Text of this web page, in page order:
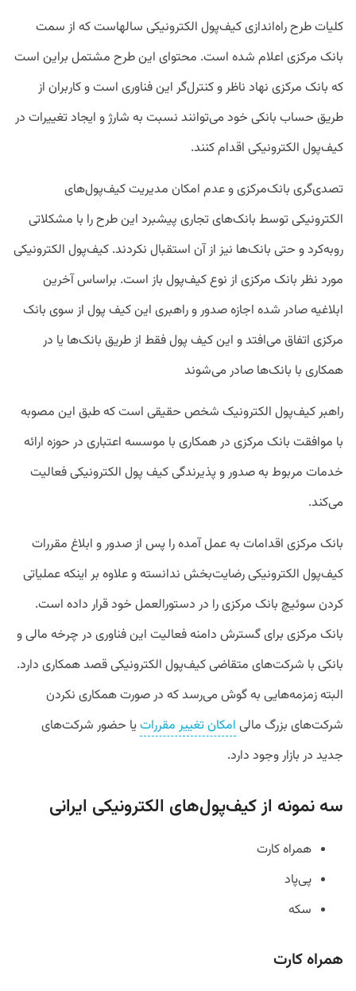
کلیات طرح راه‌اندازی کیف‌پول الکترونیکی سالهاست که از سمت
بانک مرکزی اعلام شده است. محتوای این طرح مشتمل براین است
که بانک مرکزی نهاد ناظر و کنترل‌گر این فناوری است و کاربران از
طریق حساب بانکی خود می‌توانند نسبت به شارژ و ایجاد تغییرات در
کیف‌پول الکترونیکی اقدام کنند.
تصدی‌گری بانک‌مرکزی و عدم امکان مدیریت کیف‌پول‌های
الکترونیکی توسط بانک‌های تجاری پیشبرد این طرح را با مشکلاتی
روبه‌کرد و حتی بانک‌ها نیز از آن استقبال نکردند. کیف‌پول الکترونیکی
مورد نظر بانک مرکزی از نوع کیف‌پول باز است. براساس آخرین
ابلاغیه صادر شده اجازه صدور و راهبری این کیف پول از سوی بانک
مرکزی اتفاق می‌‌افتد و این کیف پول فقط از طریق بانک‌ها یا در
همکاری با بانک‌ها صادر می‌شوند
راهبر کیف‌پول الکترونیک شخص حقیقی است که طبق این مصوبه
با موافقت بانک مرکزی در همکاری با موسسه اعتباری در حوزه ارائه
خدمات مربوط به صدور و پذیرندگی کیف پول الکترونیکی فعالیت
می‌کند.
بانک مرکزی اقدامات به عمل آمده را پس از صدور و ابلاغ مقررات
کیف‌پول الکترونیکی رضایت‌بخش ندانسته و علاوه بر اینکه عملیاتی
کردن سوئیچ بانک مرکزی را در دستورالعمل خود قرار داده است.
بانک مرکزی برای گسترش دامنه فعالیت این فناوری در چرخه مالی و
بانکی با شرکت‌های متقاضی کیف‌پول الکترونیکی قصد همکاری دارد.
البته زمزمه‌هایی به گوش می‌رسد که در صورت همکاری نکردن
شرکت‌های بزرگ مالی امکان تغییر مقرراتیا حضور شرکت‌های
جدید در بازار وجود دارد.
سه نمونه از کیف‌پول‌های الکترونیکی ایرانی
همراه کارت
پی‌پاد
سکه
همراه کارت